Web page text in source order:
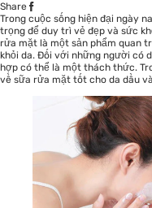
Share
Trong cuộc sống hiện đại ngày
trọng để duy trì vẻ đẹp và sức
rửa mặt là một sản phẩm quan
khỏi da. Đối với những người có
hợp có thể là một thách thức.
về sữa rửa mặt tốt cho da dầu